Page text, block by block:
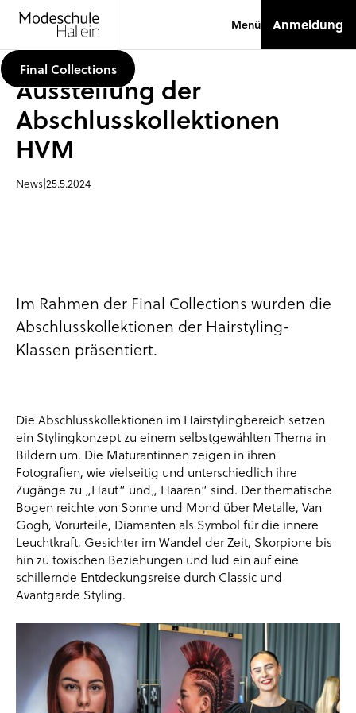
Menü Anmeldung
Final Collections
Ausstellung der
Abschlusskollektionen
HVM
News|25.5.2024
Im Rahmen der Final Collections wurden die
Abschlusskollektionen der Hairstyling-
Klassen präsentiert.
Die Abschlusskollektionen im Hairstylingbereich setzen
ein Stylingkonzept zu einem selbstgewählten Thema in
Bildern um. Die Maturantinnen zeigen in ihren
Fotografien, wie vielseitig und unterschiedlich ihre
Zugänge zu „Haut“ und„ Haaren“ sind. Der thematische
Bogen reichte von Sonne und Mond über Metalle, Van
Gogh, Vorurteile, Diamanten als Symbol für die innere
Leuchtkraft, Gesichter im Wandel der Zeit, Skorpione bis
hin zu toxischen Beziehungen und lud ein auf eine
schillernde Entdeckungsreise durch Classic und
Avantgarde Styling.